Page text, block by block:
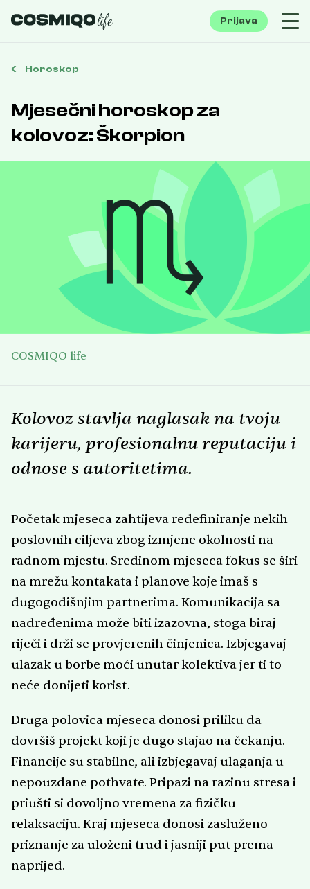
Prijava
Horoskop
Mjesečni horoskop za
kolovoz: Škorpion
COSMIQO life
Kolovoz stavlja naglasak na tvoju
karijeru, profesionalnu reputaciju i
odnose s autoritetima.
Početak mjeseca zahtijeva redefiniranje nekih
poslovnih ciljeva zbog izmjene okolnosti na
radnom mjestu. Sredinom mjeseca fokus se širi
na mrežu kontakata i planove koje imaš s
dugogodišnjim partnerima. Komunikacija sa
nadređenima može biti izazovna, stoga biraj
riječi i drži se provjerenih činjenica. Izbjegavaj
ulazak u borbe moći unutar kolektiva jer ti to
neće donijeti korist.
Druga polovica mjeseca donosi priliku da
dovršiš projekt koji je dugo stajao na čekanju.
Financije su stabilne, ali izbjegavaj ulaganja u
nepouzdane pothvate. Pripazi na razinu stresa i
priušti si dovoljno vremena za fizičku
relaksaciju. Kraj mjeseca donosi zasluženo
priznanje za uloženi trud i jasniji put prema
naprijed.